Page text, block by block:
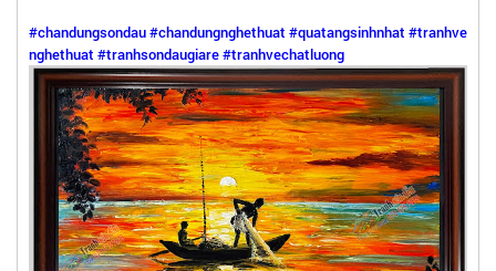
#chandungsondau#chandungnghethuat #quatangsinhnhat #tranhve
nghethuat #tranhsondaugiare#tranhvechatluong